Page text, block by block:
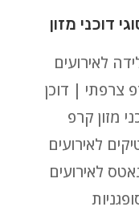
ממבחר של מעל 20 סוגי דוכני מזון
לאירועים
צרפתי | דוכן
מזון קרפ
לאירועים
לאירועים